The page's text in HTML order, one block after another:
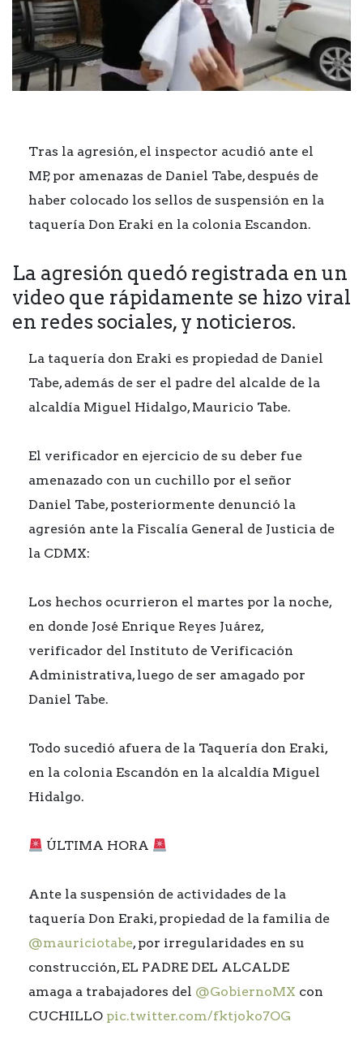
Tras la agresión, el inspector acudió ante el
MP, por amenazas de Daniel Tabe, después de
haber colocado los sellos de suspensión en la
taquería Don Eraki en la colonia Escandon.
La agresión quedó registrada en un
video que rápidamente se hizo viral
en redes sociales, y noticieros.
La taquería don Eraki es propiedad de Daniel
Tabe, además de ser el padre del alcalde de la
alcaldía Miguel Hidalgo, Mauricio Tabe.
El verificador en ejercicio de su deber fue
amenazado con un cuchillo por el señor
Daniel Tabe, posteriormente denunció la
agresión ante la Fiscalía General de Justicia de
la CDMX:
Los hechos ocurrieron el martes por la noche,
en donde José Enrique Reyes Juárez,
verificador del Instituto de Verificación
Administrativa, luego de ser amagado por
Daniel Tabe.
Todo sucedió afuera de la Taquería don Eraki,
en la colonia Escandón en la alcaldía Miguel
Hidalgo.
ÚLTIMA HORA
Ante la suspensión de actividades de la
taquería Don Eraki, propiedad de la familia de
@mauriciotabe, por irregularidades en su
construcción, EL PADRE DEL ALCALDE
amaga a trabajadores del @GobiernoMX con
CUCHILLO pic.twitter.com/fktjoko7OG